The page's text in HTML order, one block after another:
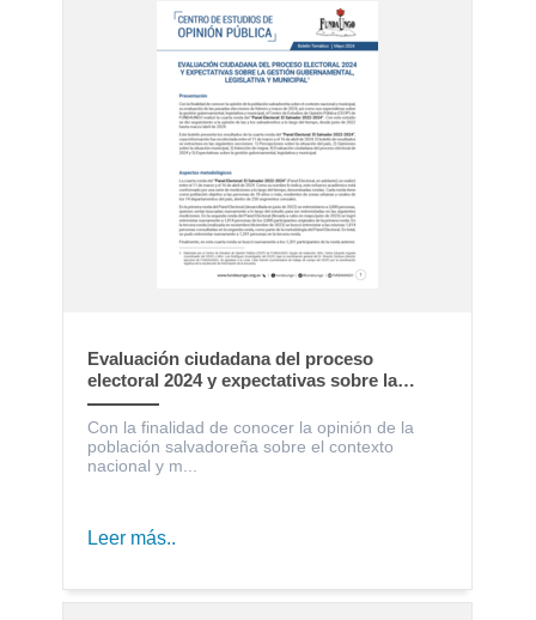
Evaluación ciudadana del proceso
electoral 2024 y expectativas sobre la
gestión gubernamental, legislativa y
municipal
Con la finalidad de conocer la opinión de la
población salvadoreña sobre el contexto
nacional y m...
Leer más..